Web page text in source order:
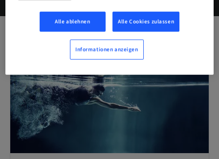
Alle ablehnen Alle Cookies zulassen
Informationen anzeigen